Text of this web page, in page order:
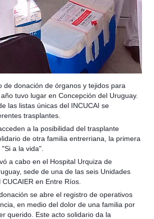
de donación de órganos y tejidos para
tuvo lugar en Concepción del Uruguay.
las listas únicas del INCUCAI se
trasplantes.
a la posibilidad del trasplante
de otra familia entrerriana, la primera
a la vida".
a cabo en el Hospital Urquiza de
sede de una de las seis Unidades
en Entre Ríos.
se abre el registro de operativos
en medio del dolor de una familia por
querido. Este acto solidario da la